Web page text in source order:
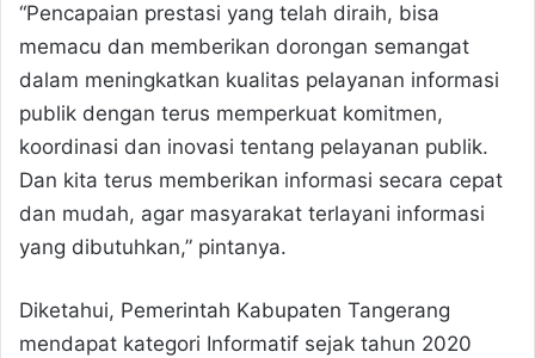
“Pencapaian prestasi yang telah diraih, bisa
memacu dan memberikan dorongan semangat
dalam meningkatkan kualitas pelayanan informasi
publik dengan terus memperkuat komitmen,
koordinasi dan inovasi tentang pelayanan publik.
Dan kita terus memberikan informasi secara cepat
dan mudah, agar masyarakat terlayani informasi
yang dibutuhkan,” pintanya.
Diketahui, Pemerintah Kabupaten Tangerang
mendapat kategori Informatif sejak tahun 2020